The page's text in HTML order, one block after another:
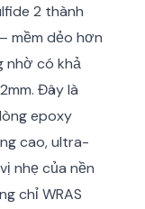
2 thành
mềm dẻo hơn
nhờ có khả
Đây là
epoxy
cao, ultra-
nhẹ của nền
chỉ WRAS